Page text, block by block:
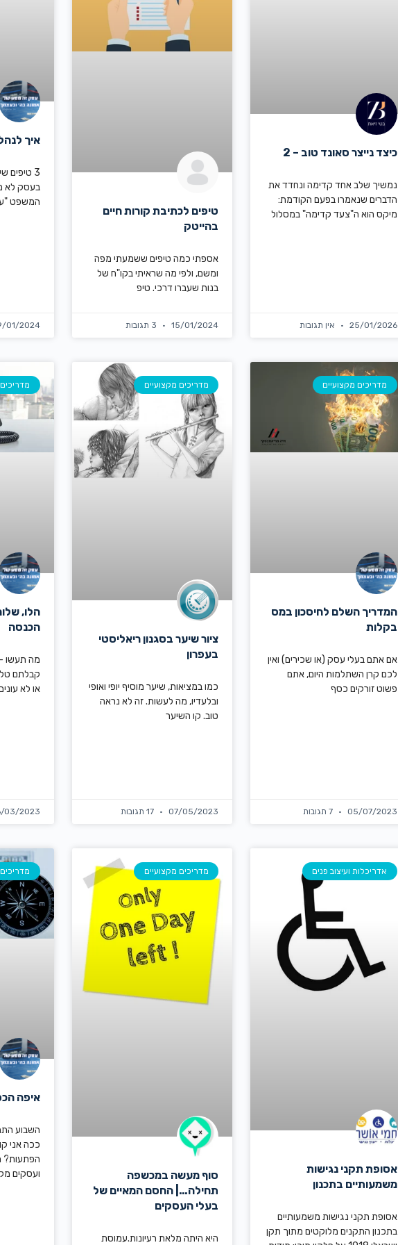
כיצד נייצר סאונד טוב – 2
נמשיך שלב אחד קדימה ונחדד את
הדברים שנאמרו בפעם הקודמת:
מיקס הוא ה"צעד קדימה" במסלול
25/01/2026 אין תגובות
טיפים לכתיבת קורות חיים
בהייטק
אספתי כמה טיפים ששמעתי מפה
ומשם, ולפי מה שראיתי בקו"ח של
בנות שעברו דרכי. טיפ
15/01/2024
איך
3 טיפים
בעסק לא
המשפט
01/2024
מדריכים מקצועיים
המדריך השלם לחיסכון במס
בקלות
אם אתם בעלי עסק (או שכירים) ואין
לכם קרן השתלמות היום, אתם
פשוט זורקים כסף
05/07/2023 7 תגובות
מדריכים מקצועיים
ציור שיער בסגנון ריאליסטי
בעפרון
כמו במציאות, שיער מוסיף יופי ואופי
ובלעדיו, מה לעשות. זה לא נראה
טוב. קו השיער
07/05/2023
הלו,
הכנסה
מה תעשו
קבלתם
או לא
03/2023
אדריכלות ועיצוב פנים
אסופת תקני נגישות
משמעותיים בתכנון
אסופת תקני נגישות משמעותיים
בתכנון התקנים מלוקטים מתוך תקן
מדריכים מקצועיים
סוף מעשה במכשפה
תחילה…| החסם המאיים של
בעלי העסקים
היא היתה מלאת רעיונות.עמוסת
איפה
השבוע
ככה אני
הפתעות?
ועסקים